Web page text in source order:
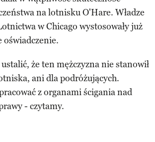
na lotnisku O'Hare. Władze
w Chicago wystosowały już
oświadczenie.
że ten mężczyzna nie stanowił
ani dla podróżujących.
z organami ścigania nad
- czytamy.